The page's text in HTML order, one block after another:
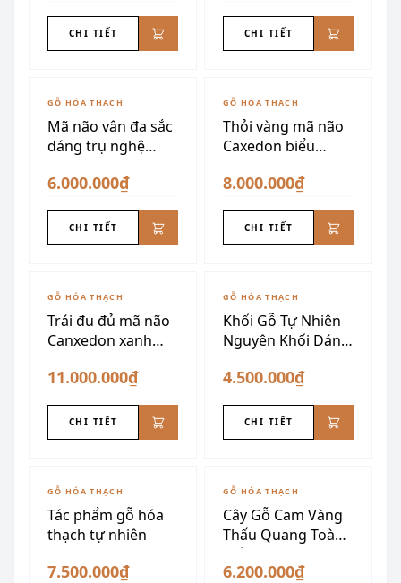
CHI TIẾT CHI TIẾT
GỖ HÓA THẠCH
Mã não vân đa sắc
dáng trụ nghệ
6.000.000₫
CHI TIẾT
GỖ HÓA THẠCH
Thỏi vàng mã não
Caxedon biểu
8.000.000₫
CHI TIẾT
GỖ HÓA THẠCH
Trái đu đủ mã não
Canxedon xanh
11.000.000₫
CHI TIẾT
GỖ HÓA THẠCH
Khối Gỗ Tự Nhiên
Nguyên Khối Dáng
4.500.000₫
CHI TIẾT
GỖ HÓA THẠCH
Tác phẩm gỗ hóa
thạch tự nhiên
7.500.000₫
GỖ HÓA THẠCH
Cây Gỗ Cam Vàng
Thấu Quang Toàn
Phần
6.200.000₫